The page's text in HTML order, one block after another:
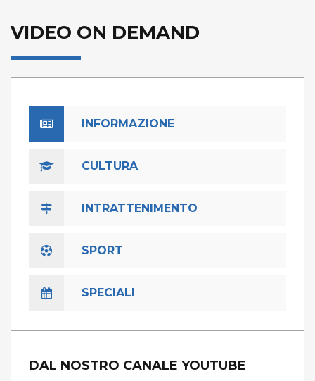
VIDEO ON DEMAND
INFORMAZIONE
CULTURA
INTRATTENIMENTO
SPORT
SPECIALI
DAL NOSTRO CANALE YOUTUBE